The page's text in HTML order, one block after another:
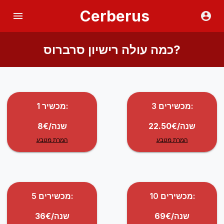
Cerberus
כמה עולה רישיון סרברוס?
1 מכשיר:
8€/שנה
המרת מטבע
3 מכשירים:
22.50€/שנה
המרת מטבע
5 מכשירים:
36€/שנה
10 מכשירים:
69€/שנה